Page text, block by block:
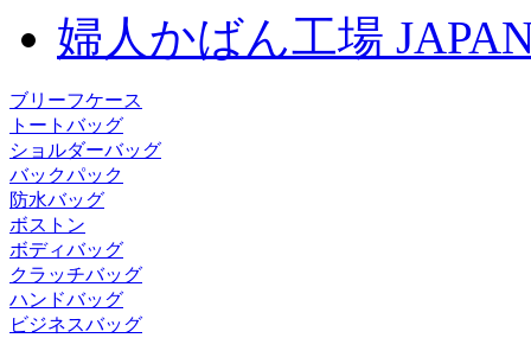
婦人かばん工場
ブリーフケース
トートバッグ
ショルダーバッグ
バックパック
防水バッグ
ボストン
ボディバッグ
クラッチバッグ
ハンドバッグ
ビジネスバッグ